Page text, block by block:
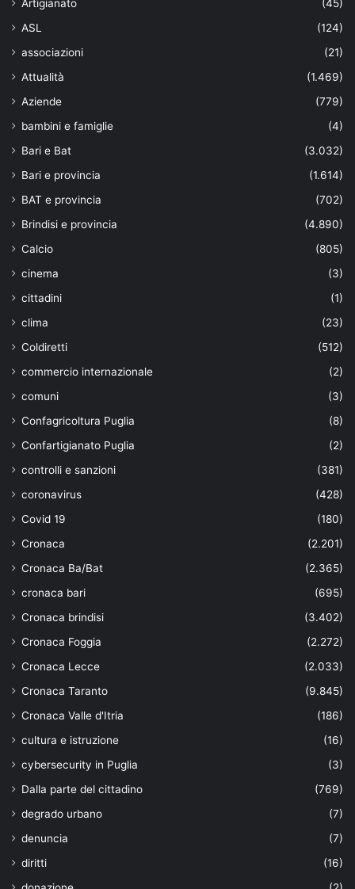
Artigianato
(45)
ASL
(124)
associazioni
(21)
Attualità
(1.469)
Aziende
(779)
bambini e famiglie
(4)
Bari e Bat
(3.032)
Bari e provincia
(1.614)
BAT e provincia
(702)
Brindisi e provincia
(4.890)
Calcio
(805)
cinema
(3)
cittadini
(1)
clima
(23)
Coldiretti
(512)
commercio internazionale
(2)
comuni
(3)
Confagricoltura Puglia
(8)
Confartigianato Puglia
(2)
controlli e sanzioni
(381)
coronavirus
(428)
Covid 19
(180)
Cronaca
(2.201)
Cronaca Ba/Bat
(2.365)
cronaca bari
(695)
Cronaca brindisi
(3.402)
Cronaca Foggia
(2.272)
Cronaca Lecce
(2.033)
Cronaca Taranto
(9.845)
Cronaca Valle d'Itria
(186)
cultura e istruzione
(16)
cybersecurity in Puglia
(3)
Dalla parte del cittadino
(769)
degrado urbano
(7)
denuncia
(7)
diritti
(16)